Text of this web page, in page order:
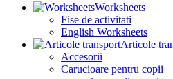
Worksheets
Fise de activitati
English Worksheets
Articole
Accesorii
Carucioare pentru copii